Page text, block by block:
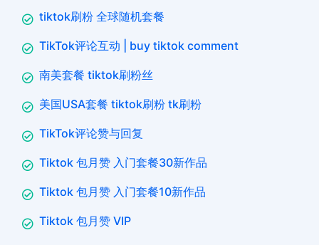
tiktok刷粉 全球随机套餐
TikTok评论互动 | buy tiktok comment
南美套餐 tiktok刷粉丝
美国USA套餐 tiktok刷粉 tk刷粉
TikTok评论赞与回复
Tiktok 包月赞 入门套餐30新作品
Tiktok 包月赞 入门套餐10新作品
Tiktok 包月赞 VIP